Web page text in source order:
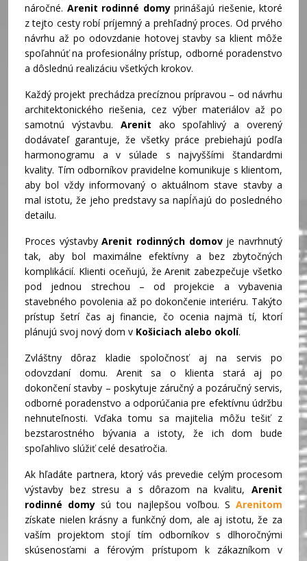
náročné. Arenit rodinné domyprinášajú riešenie, ktoré
z tejto cesty robí príjemný a prehľadný proces. Od prvého
návrhu až po odovzdanie hotovej stavby sa klient môže
spoľahnúť na profesionálny prístup, odborné poradenstvo
a dôslednú realizáciu všetkých krokov.
Každý projekt prechádza precíznou prípravou – od návrhu
architektonického riešenia, cez výber materiálov až po
samotnú výstavbu. Arenit ako spoľahlivý a overený
dodávateľ garantuje, že všetky práce prebiehajú podľa
harmonogramu a v súlade s najvyššími štandardmi
kvality. Tím odborníkov pravidelne komunikuje s klientom,
aby bol vždy informovaný o aktuálnom stave stavby a
mal istotu, že jeho predstavy sa napĺňajú do posledného
detailu.
Proces výstavbyArenit rodinných domovje navrhnutý
tak, aby bol maximálne efektívny a bez zbytočných
komplikácií. Klienti oceňujú, že Arenit zabezpečuje všetko
pod jednou strechou – od projekcie a vybavenia
stavebného povolenia až po dokončenie interiéru. Takýto
prístup šetrí čas aj financie, čo ocenia najmä tí, ktorí
plánujú svoj nový dom v Košiciach alebo okolí.
Zvláštny dôraz kladie spoločnosť aj na servis po
odovzdaní domu. Arenit sa o klienta stará aj po
dokončení stavby – poskytuje záručný a pozáručný servis,
odborné poradenstvo a odporúčania pre efektívnu údržbu
nehnuteľnosti. Vďaka tomu sa majitelia môžu tešiť z
bezstarostného bývania a istoty, že ich dom bude
spoľahlivo slúžiť celé desaťročia.
Ak hľadáte partnera, ktorý vás prevedie celým procesom
výstavby bez stresu a s dôrazom na kvalitu, Arenit
rodinné domy sú tou najlepšou voľbou. SArenitom
získate nielen krásny a funkčný dom, ale aj istotu, že za
vaším projektom stojí tím odborníkov s dlhoročnými
skúsenosťami a férovým prístupom k zákazníkom v